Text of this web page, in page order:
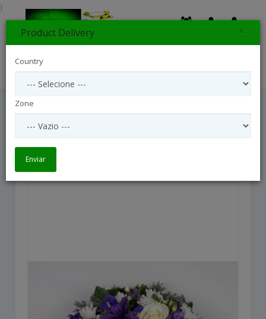
Eternal Memories Wreath
}
Product Delivery ×
Country
Zone
Enviar